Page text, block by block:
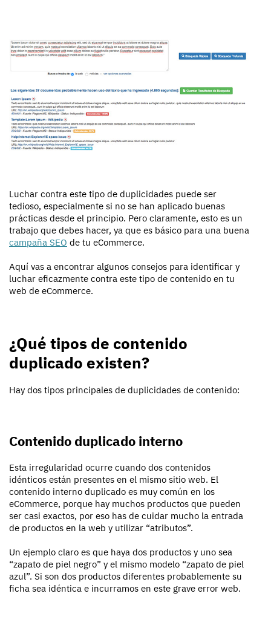
Luchar contra este tipo de duplicidades puede ser
tedioso, especialmente si no se han aplicado buenas
prácticas desde el principio. Pero claramente, esto es un
trabajo que debes hacer, ya que es básico para una buena
campaña SEO de tu eCommerce.
Aquí vas a encontrar algunos consejos para identificar y
luchar eficazmente contra este tipo de contenido en tu
web de eCommerce.
¿Qué tipos de contenido
duplicado existen?
Hay dos tipos principales de duplicidades de contenido:
Contenido duplicado interno
Esta irregularidad ocurre cuando dos contenidos
idénticos están presentes en el mismo sitio web. El
contenido interno duplicado es muy común en los
eCommerce, porque hay muchos productos que pueden
ser casi exactos, por eso has de cuidar mucho la entrada
de productos en la web y utilizar “atributos”.
Un ejemplo claro es que haya dos productos y uno sea
“zapato de piel negro” y el mismo modelo “zapato de piel
azul”. Si son dos productos diferentes probablemente su
ficha sea idéntica e incurramos en este grave error web.